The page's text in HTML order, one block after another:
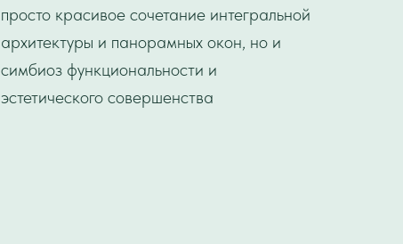
просто красивое сочетание интегральной
архитектуры и панорамных окон, но и
симбиоз функциональности и
эстетического совершенства